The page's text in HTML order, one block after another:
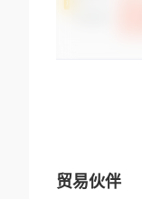
贸易伙伴